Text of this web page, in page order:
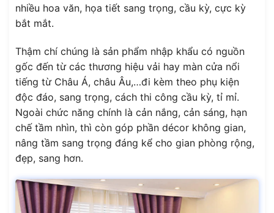
nhiều hoa văn, họa tiết sang trọng, cầu kỳ, cực kỳ
bắt mắt.
Thậm chí chúng là sản phẩm nhập khẩu có nguồn
gốc đến từ các thương hiệu vải hay màn cửa nổi
tiếng từ Châu Á, châu Âu,…đi kèm theo phụ kiện
độc đáo, sang trọng, cách thi công cầu kỳ, tỉ mỉ.
Ngoài chức năng chính là cản nắng, cản sáng, hạn
chế tầm nhìn, thì còn góp phần décor không gian,
nâng tầm sang trọng đáng kể cho gian phòng rộng,
đẹp, sang hơn.